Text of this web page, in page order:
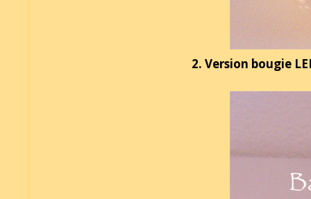
2. Version bougie